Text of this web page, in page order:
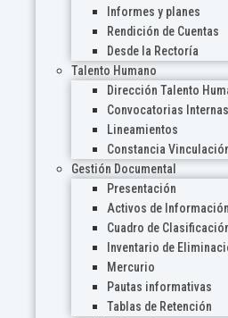
Informes y planes
Rendición de Cuentas
Desde la Rectoría
Talento Humano
Dirección Talento
Convocatorias Internas
Lineamientos
Constancia
Gestión Documental
Presentación
Activos de Información
Cuadro de
Inventario de
Mercurio
Pautas informativas
Tablas de Retención